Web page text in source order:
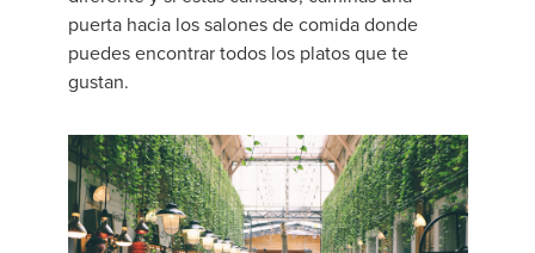
puerta hacia los salones de comida donde
puedes encontrar todos los platos que te
gustan.